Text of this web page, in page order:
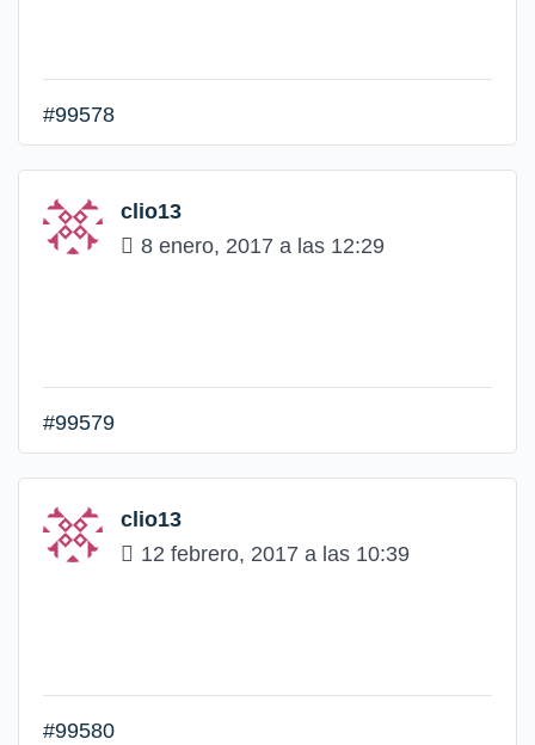
#99578
clio13
8 enero, 2017 a las 12:29
#99579
clio13
12 febrero, 2017 a las 10:39
#99580